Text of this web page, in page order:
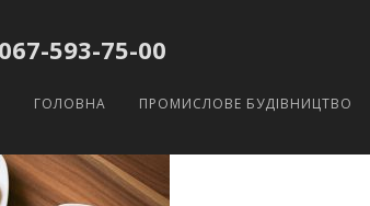
067-593-75-00
ГОЛОВНА ПРОМИСЛОВЕ БУДІВНИЦТВО